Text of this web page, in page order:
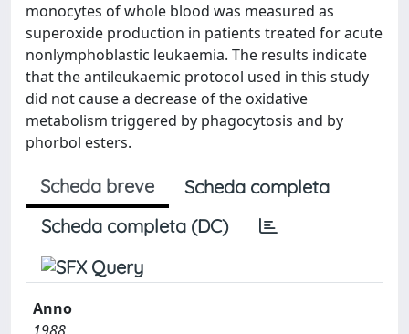
monocytes of whole blood was measured as
superoxide production in patients treated for acute
nonlymphoblastic leukaemia. The results indicate
that the antileukaemic protocol used in this study
did not cause a decrease of the oxidative
metabolism triggered by phagocytosis and by
phorbol esters.
Scheda breve
Scheda completa
Scheda completa (DC)
Anno